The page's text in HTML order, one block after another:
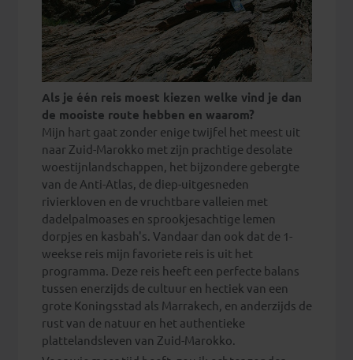
Als je één reis moest kiezen welke vind je dan
de mooiste route hebben en waarom?
Mijn hart gaat zonder enige twijfel het meest uit
naar Zuid-Marokko met zijn prachtige desolate
woestijnlandschappen, het bijzondere gebergte
van de Anti-Atlas, de diep-uitgesneden
rivierkloven en de vruchtbare valleien met
dadelpalmoases en sprookjesachtige lemen
dorpjes en kasbah's. Vandaar dan ook dat de 1-
weekse reis mijn favoriete reis is uit het
programma. Deze reis heeft een perfecte balans
tussen enerzijds de cultuur en hectiek van een
grote Koningsstad als Marrakech, en anderzijds de
rust van de natuur en het authentieke
plattelandsleven van Zuid-Marokko.